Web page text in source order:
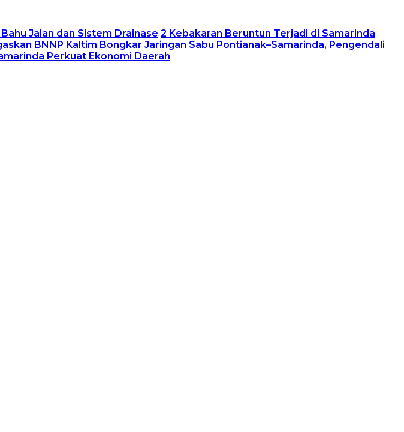
Jalan dan Sistem Drainase 2 Kebakaran Beruntun Terjadi di Samarinda
BNNP Kaltim Bongkar Jaringan Sabu Pontianak–Samarinda, Pengendali
Perkuat Ekonomi Daerah